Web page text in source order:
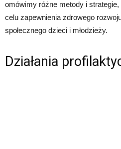
omówimy różne metody i
celu zapewnienia zdrowego
społecznego dzieci i młodzieży.
Działania